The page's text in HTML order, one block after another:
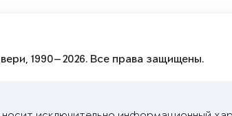
1990—2026. Все права защищены.